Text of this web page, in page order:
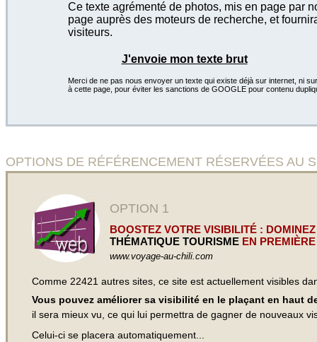
Ce texte agrémenté de photos, mis en page par
page auprès des moteurs de recherche, et
visiteurs.
J'envoie mon texte brut
Merci de ne pas nous envoyer un texte qui existe déjà sur internet, ni
à cette page, pour éviter les sanctions de GOOGLE pour contenu
OPTIONS DE RÉFÉRENCEMENT RÉSERVÉES AU
OPTION 1
BOOSTEZ VOTRE VISIBILITÉ :
THÉMATIQUE TOURISME EN
www.voyage-au-chili.com
Comme 22421 autres sites, ce site est actuellement visibles
Vous pouvez améliorer sa visibilité en le plaçant en haut
il sera mieux vu, ce qui lui permettra de gagner de nouveaux
Celui-ci se placera automatiquement...